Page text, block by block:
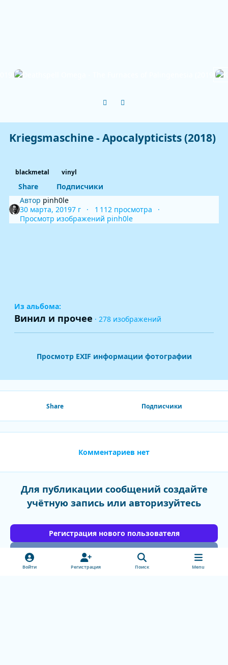
Previous carousel slide
Next carousel slide
Kriegsmaschine - Apocalypticists (2018)
blackmetal vinyl
Share
Подписчики
Автор pinh0le
30 марта, 20197 г
1 112 просмотра
Просмотр изображений pinh0le
Из альбома:
Винил и прочее · 278 изображений
Просмотр EXIF информации фотографии
Share Подписчики
Комментариев нет
Для публикации сообщений создайте
учётную запись или авторизуйтесь
Регистрация нового пользователя
Войти Регистрация Поиск Menu